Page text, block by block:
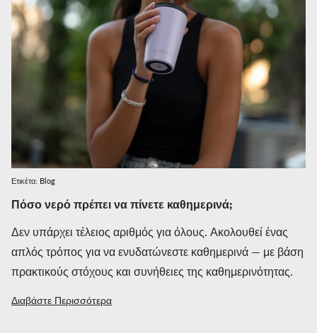
Ετικέτα: Blog
Πόσο νερό πρέπει να πίνετε καθημερινά;
Δεν υπάρχει τέλειος αριθμός για όλους. Ακολουθεί ένας
απλός τρόπος για να ενυδατώνεστε καθημερινά — με βάση
πρακτικούς στόχους και συνήθειες της καθημερινότητας.
Διαβάστε Περισσότερα